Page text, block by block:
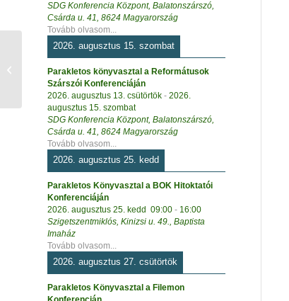
SDG Konferencia Központ, Balatonszárszó,
Csárda u. 41, 8624 Magyarország
Tovább olvasom...
2026. augusztus 15. szombat
Parakletos könyvasztal a Reformátusok
Szárszói Konferenciáján
2026. augusztus 13. csütörtök - 2026.
augusztus 15. szombat
SDG Konferencia Központ, Balatonszárszó,
Csárda u. 41, 8624 Magyarország
Tovább olvasom...
2026. augusztus 25. kedd
Parakletos Könyvasztal a BOK Hitoktatói
Konferenciáján
2026. augusztus 25. kedd 09:00 - 16:00
Szigetszentmiklós, Kinizsi u. 49., Baptista
Imaház
Tovább olvasom...
2026. augusztus 27. csütörtök
Parakletos Könyvasztal a Filemon
Betlehemi puszta –
kihajtós síkmakett